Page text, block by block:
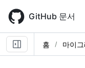
main
content
GitHub 문서
홈 마이